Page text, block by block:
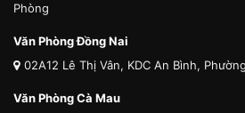
Phòng
Văn Phòng Đồng Nai
02A12 Lê Thị Vân, KDC An Bình,
Văn Phòng Cà Mau